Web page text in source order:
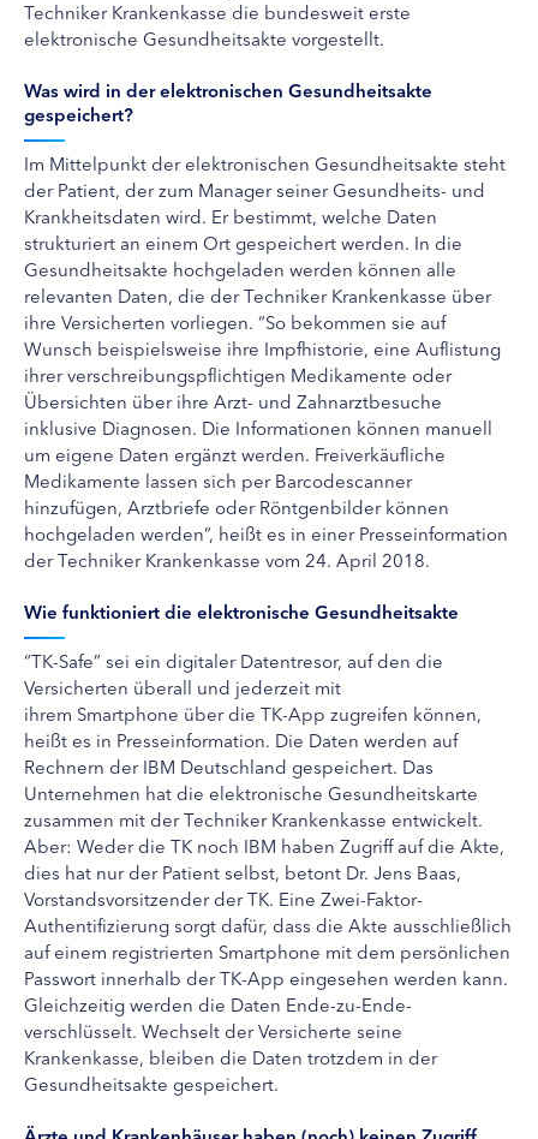
Techniker Krankenkasse die bundesweit erste
elektronische Gesundheitsakte vorgestellt.
Was wird in der elektronischen Gesundheitsakte
gespeichert?
Im Mittelpunkt der elektronischen Gesundheitsakte steht
der Patient, der zum Manager seiner Gesundheits- und
Krankheitsdaten wird. Er bestimmt, welche Daten
strukturiert an einem Ort gespeichert werden. In die
Gesundheitsakte hochgeladen werden können alle
relevanten Daten, die der Techniker Krankenkasse über
ihre Versicherten vorliegen. “So bekommen sie auf
Wunsch beispielsweise ihre Impfhistorie, eine Auflistung
ihrer verschreibungspflichtigen Medikamente oder
Übersichten über ihre Arzt- und Zahnarztbesuche
inklusive Diagnosen. Die Informationen können manuell
um eigene Daten ergänzt werden. Freiverkäufliche
Medikamente lassen sich per Barcodescanner
hinzufügen, Arztbriefe oder Röntgenbilder können
hochgeladen werden”, heißt es in einer Presseinformation
der Techniker Krankenkasse vom 24. April 2018.
Wie funktioniert die elektronische Gesundheitsakte
“TK-Safe” sei ein digitaler Datentresor, auf den die
Versicherten überall und jederzeit mit
ihrem Smartphone über die TK-App zugreifen können,
heißt es in Presseinformation. Die Daten werden auf
Rechnern der IBM Deutschland gespeichert. Das
Unternehmen hat die elektronische Gesundheitskarte
zusammen mit der Techniker Krankenkasse entwickelt.
Aber: Weder die TK noch IBM haben Zugriff auf die Akte,
dies hat nur der Patient selbst, betont Dr. Jens Baas,
Vorstandsvorsitzender der TK. Eine Zwei-Faktor-
Authentifizierung sorgt dafür, dass die Akte ausschließlich
auf einem registrierten Smartphone mit dem persönlichen
Passwort innerhalb der TK-App eingesehen werden kann.
Gleichzeitig werden die Daten Ende-zu-Ende-
verschlüsselt. Wechselt der Versicherte seine
Krankenkasse, bleiben die Daten trotzdem in der
Gesundheitsakte gespeichert.